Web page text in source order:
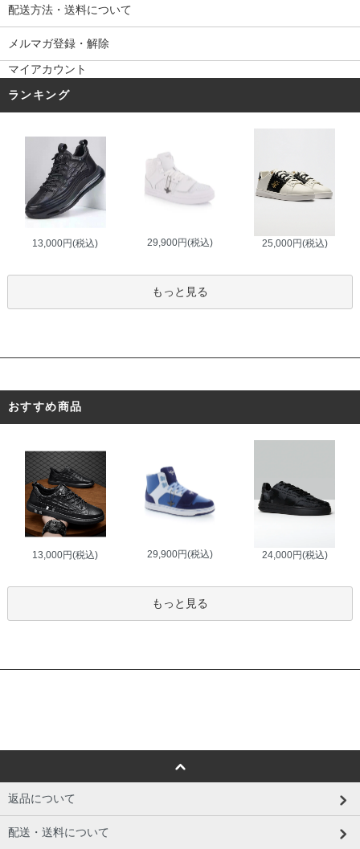
配送方法・送料について
メルマガ登録・解除
マイアカウント
ランキング
13,000円(税込) 29,900円(税込) 25,000円(税込)
もっと見る
おすすめ商品
13,000円(税込) 29,900円(税込) 24,000円(税込)
もっと見る
返品について
配送・送料について